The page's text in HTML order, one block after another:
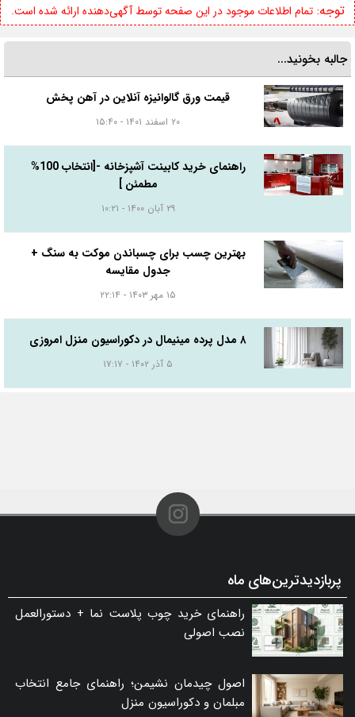
توجه:تمام اطلاعات موجود در این صفحه توسط آگهی‌دهنده ارائه شده است.
جالبه بخونید...
قیمت ورق گالوانیزه آنلاین در آهن پخش
۲۰ اسفند ۱۴۰۱ - ۱۵:۴۰
راهنمای خرید کابینت آشپزخانه -[انتخاب 100%
مطمئن ]
۲۹ آبان ۱۴۰۰ - ۱۰:۲۱
بهترین چسب برای چسباندن موکت به سنگ +
جدول مقایسه
۱۵ مهر ۱۴۰۳ - ۲۲:۱۴
پربازدیدترین‌های ماه
راهنمای خرید چوب پلاست نما + دستورالعمل
نصب اصولی
اصول چیدمان نشیمن؛ راهنمای جامع انتخاب
مبلمان و دکوراسیون منزل